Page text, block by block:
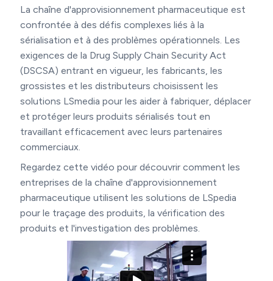
La chaîne d'approvisionnement pharmaceutique est
confrontée à des défis complexes liés à la
sérialisation et à des problèmes opérationnels. Les
exigences de la Drug Supply Chain Security Act
(DSCSA) entrant en vigueur, les fabricants, les
grossistes et les distributeurs choisissent les
solutions LSmedia pour les aider à fabriquer, déplacer
et protéger leurs produits sérialisés tout en
travaillant efficacement avec leurs partenaires
commerciaux.
Regardez cette vidéo pour découvrir comment les
entreprises de la chaîne d'approvisionnement
pharmaceutique utilisent les solutions de LSpedia
pour le traçage des produits, la vérification des
produits et l'investigation des problèmes.